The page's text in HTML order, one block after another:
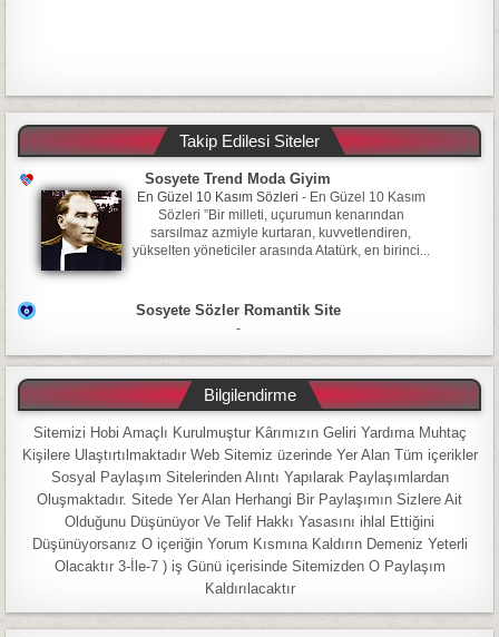
Takip Edilesi Siteler
Sosyete Trend Moda Giyim
En Güzel 10 Kasım Sözleri - En Güzel 10 Kasım
Sözleri ”Bir milleti, uçurumun kenarından
sarsılmaz azmiyle kurtaran, kuvvetlendiren,
yükselten yöneticiler arasında Atatürk, en birinci...
Sosyete Sözler Romantik Site
-
Bilgilendirme
Sitemizi Hobi Amaçlı Kurulmuştur Kârımızın Geliri Yardıma Muhtaç
Kişilere Ulaştırtılmaktadır Web Sitemiz üzerinde Yer Alan Tüm içerikler
Sosyal Paylaşım Sitelerinden Alıntı Yapılarak Paylaşımlardan
Oluşmaktadır. Sitede Yer Alan Herhangi Bir Paylaşımın Sizlere Ait
Olduğunu Düşünüyor Ve Telif Hakkı Yasasını ihlal Ettiğini
Düşünüyorsanız O içeriğin Yorum Kısmına Kaldırın Demeniz Yeterli
Olacaktır 3-İle-7 ) iş Günü içerisinde Sitemizden O Paylaşım
Kaldırılacaktır